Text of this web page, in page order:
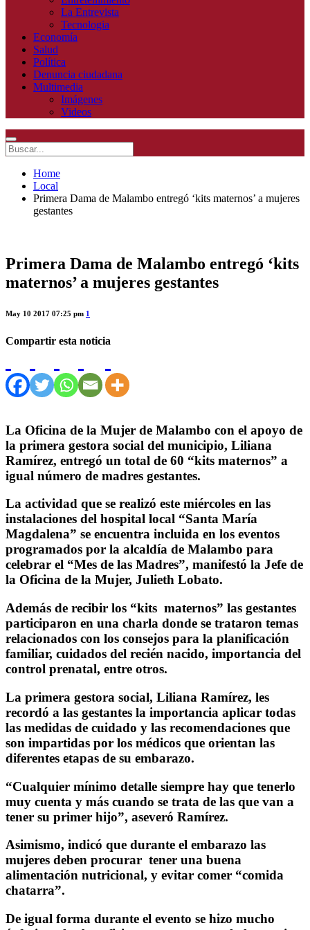
La Entrevista
Tecnologia
Economía
Salud
Política
Denuncia ciudadana
Multimedia
Imágenes
Videos
Home
Local
Primera Dama de Malambo entregó ‘kits maternos’ a mujeres
gestantes
Primera Dama de Malambo entregó ‘kits
maternos’ a mujeres gestantes
May 10 2017 07:25 pm 1
Compartir esta noticia
La Oficina de la Mujer de Malambo con el apoyo de
la primera gestora social del municipio, Liliana
Ramírez, entregó un total de 60 “kits maternos” a
igual número de madres gestantes.
La actividad que se realizó este miércoles en las
instalaciones del hospital local “Santa María
Magdalena” se encuentra incluida en los eventos
programados por la alcaldía de Malambo para
celebrar el “Mes de las Madres”, manifestó la Jefe de
la Oficina de la Mujer, Julieth Lobato.
Además de recibir los “kits maternos” las gestantes
participaron en una charla donde se trataron temas
relacionados con los consejos para la planificación
familiar, cuidados del recién nacido, importancia del
control prenatal, entre otros.
La primera gestora social, Liliana Ramírez, les
recordó a las gestantes la importancia aplicar todas
las medidas de cuidado y las recomendaciones que
son impartidas por los médicos que orientan las
diferentes etapas de su embarazo.
“Cualquier mínimo detalle siempre hay que tenerlo
muy cuenta y más cuando se trata de las que van a
tener su primer hijo”, aseveró Ramírez.
Asimismo, indicó que durante el embarazo las
mujeres deben procurar tener una buena
alimentación nutricional, y evitar comer “comida
chatarra”.
De igual forma durante el evento se hizo mucho